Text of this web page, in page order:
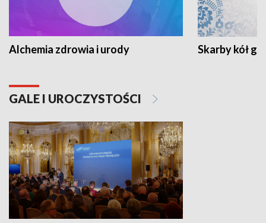
Alchemia zdrowia i urody Skarby kół
GALE I UROCZYSTOŚCI